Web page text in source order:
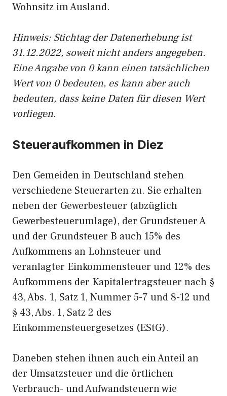
Wohnsitz im Ausland.
Hinweis: Stichtag der Datenerhebung ist
31.12.2022, soweit nicht anders angegeben.
Eine Angabe von 0 kann einen tatsächlichen
Wert von 0 bedeuten, es kann aber auch
bedeuten, dass keine Daten für diesen Wert
vorliegen.
Steueraufkommen in Diez
Den Gemeiden in Deutschland stehen
verschiedene Steuerarten zu. Sie erhalten
neben der Gewerbesteuer (abzüglich
Gewerbesteuerumlage), der Grundsteuer A
und der Grundsteuer B auch 15% des
Aufkommens an Lohnsteuer und
veranlagter Einkommensteuer und 12% des
Aufkommens der Kapitalertragsteuer nach §
43, Abs. 1, Satz 1, Nummer 5-7 und 8-12 und
§ 43, Abs. 1, Satz 2 des
Einkommensteuergesetzes (EStG).
Daneben stehen ihnen auch ein Anteil an
der Umsatzsteuer und die örtlichen
Verbrauch- und Aufwandsteuern wie